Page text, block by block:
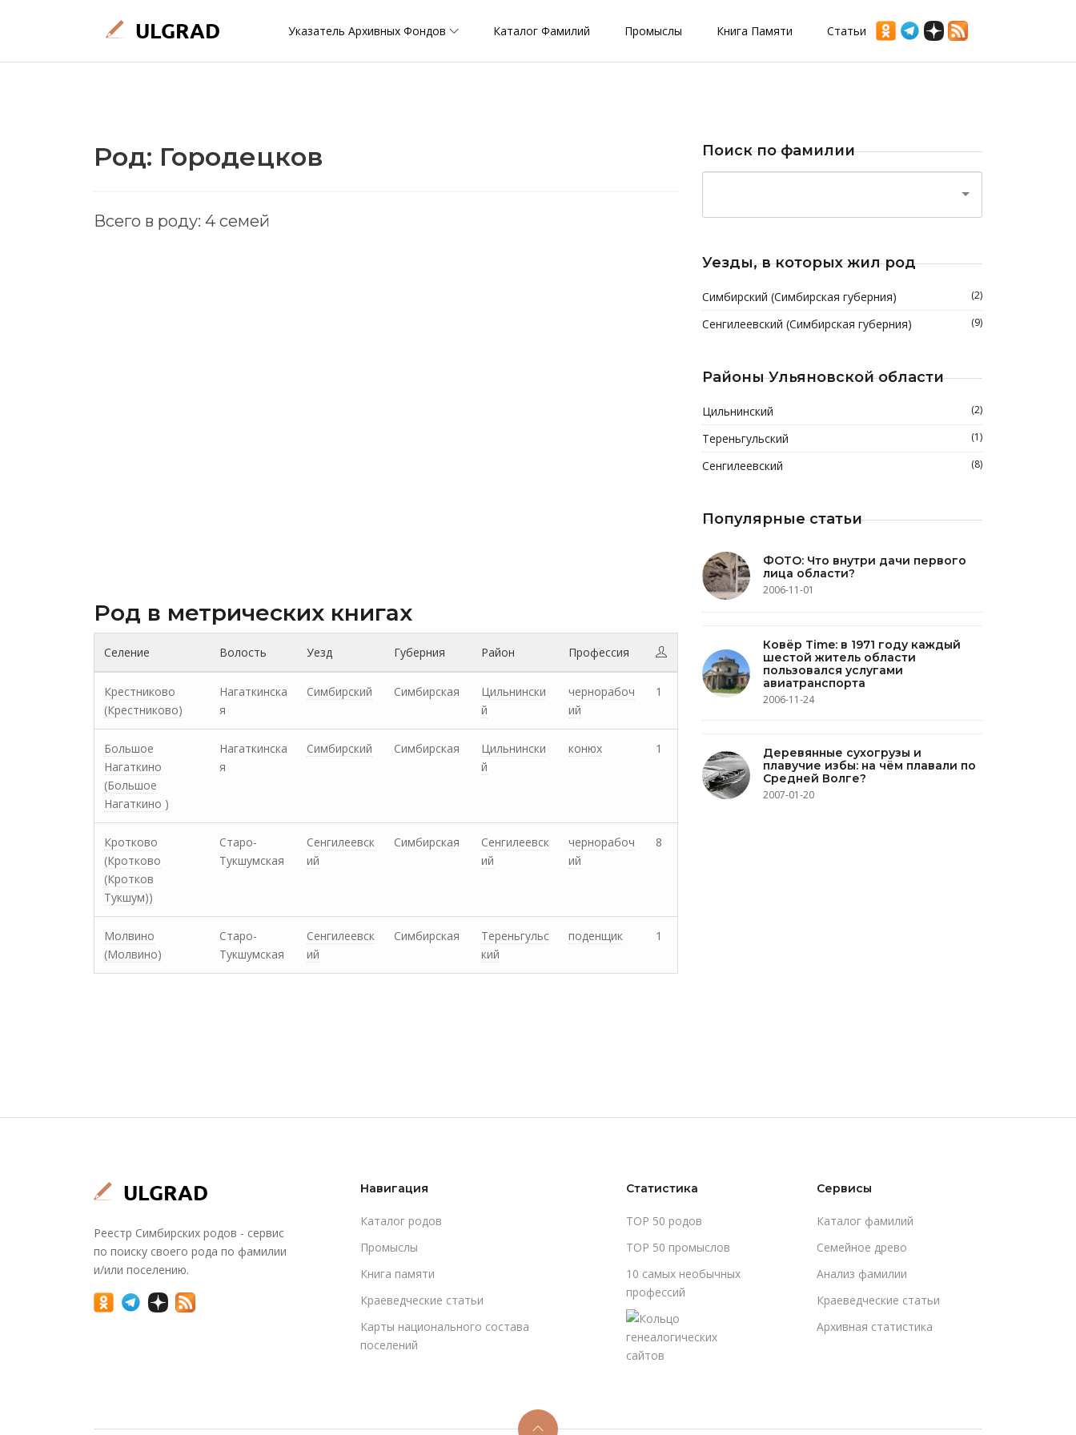
Указатель Архивных Фондов Каталог Фамилий Промыслы Книга Памяти Статьи
Род: Городецков
Всего в роду: 4 семей
Род в метрических книгах
Селение Волость Уезд Губерния Район Профессия
Крестниково
(Крестниково)
Нагаткинска
я
Симбирский Симбирская
Цильнински
й
чернорабоч
ий
1
Большое
Нагаткино
(Большое
Нагаткино )
Нагаткинска
я
Симбирский Симбирская
Цильнински
й
конюх 1
Кротково
(Кротково
(Кротков
Тукшум))
Старо-
Тукшумская
Сенгилеевск
ий
Симбирская
Сенгилеевск
ий
чернорабоч
ий
8
Молвино
(Молвино)
Старо-
Тукшумская
Сенгилеевск
ий
Симбирская
Тереньгульс
кий
поденщик 1
Поиск по фамилии
Уезды, в которых жил род
Симбирский (Симбирская губерния) (2)
Сенгилеевский (Симбирская губерния) (9)
Районы Ульяновской области
Цильнинский (2)
Тереньгульский (1)
Сенгилеевский (8)
Популярные статьи
ФОТО: Что внутри дачи первого
лица области?
2006-11-01
Ковёр Time: в 1971 году каждый
шестой житель области
пользовался услугами
авиатранспорта
2006-11-24
Деревянные сухогрузы и
плавучие избы: на чём плавали по
Средней Волге?
2007-01-20
Реестр Симбирских родов - сервис
по поиску своего рода по фамилии
и/или поселению.
Навигация
Каталог родов
Промыслы
Книга памяти
Краеведческие статьи
Карты национального состава
поселений
Статистика
TOP 50 родов
TOP 50 промыслов
10 самых необычных
профессий
Сервисы
Каталог фамилий
Cемейное древо
Анализ фамилии
Краеведческие статьи
Архивная статистика